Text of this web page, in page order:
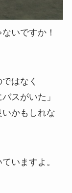
いですか！
はなく
スがいた」
かもしれな
いますよ。